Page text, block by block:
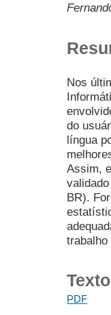
Nos
do
língua
Assim,
BR).
PDF